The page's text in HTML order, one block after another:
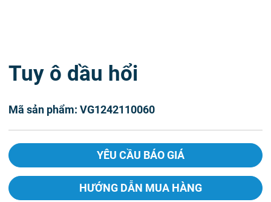
Tuy ô dầu hổi
Mã sản phẩm: VG1242110060
YÊU CẦU BÁO GIÁ
HƯỚNG DẪN MUA HÀNG